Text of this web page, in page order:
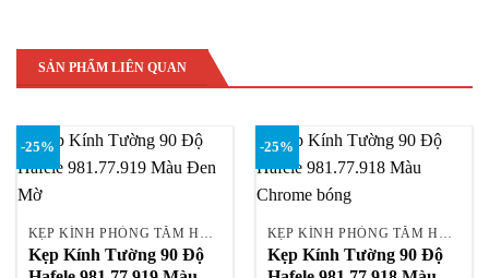
SẢN PHẨM LIÊN QUAN
-25%
Kẹp Kính Tường 90 Độ
-25%
Kẹp Kính Tường 90 Độ